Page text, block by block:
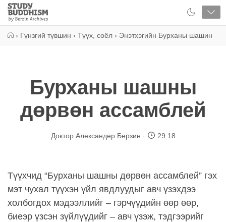
Close
Study
Buddhism
› Гүнзгий түвшин › Түүх, соёл › Энэтхэгийн Бурханы шашин
Бурханы шашны
дөрвөн ассамблей
Доктор Александер Берзин 29:18
Түүхчид “Бурханы шашны дөрвөн ассамблей” гэх
мэт чухал түүхэн үйл явдлуудыг авч үзэхдээ
холбогдох мэдээллийг – гэрчүүдийн өөр өөр,
биеэр үзсэн зүйлүүдийг – авч үзэж, тэдгээрийг